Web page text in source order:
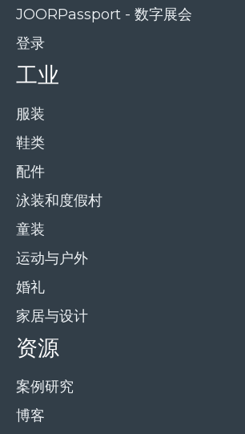
JOORPassport - 数字展会
登录
工业
服装
鞋类
配件
泳装和度假村
童装
运动与户外
婚礼
家居与设计
资源
案例研究
博客